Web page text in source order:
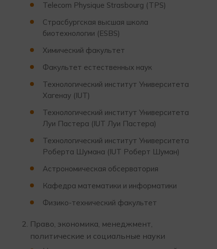
Telecom Physique Strasbourg (TPS)
Страсбургская высшая школа
биотехнологии (ESBS)
Химический факультет
Факультет естественных наук
Технологический институт Университета
Хагенау (IUT)
Технологический институт Университета
Луи Пастера (IUT Луи Пастера)
Технологический институт Университета
Роберта Шумана (IUT Роберт Шуман)
Астрономическая обсерватория
Кафедра математики и информатики
Физико-технический факультет
Право, экономика, менеджмент,
политические и социальные науки